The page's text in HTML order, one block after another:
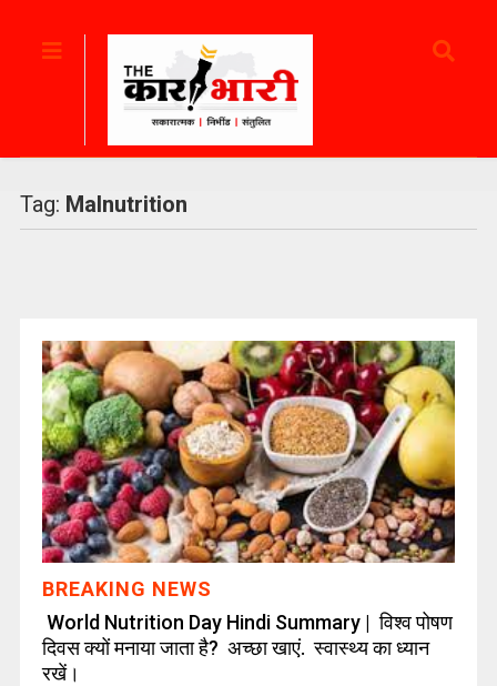
Tag: Malnutrition
BREAKING NEWS
World Nutrition Day Hindi Summary | विश्व पोषण
दिवस क्यों मनाया जाता है? अच्छा खाएं. स्वास्थ्य का ध्यान
रखें।